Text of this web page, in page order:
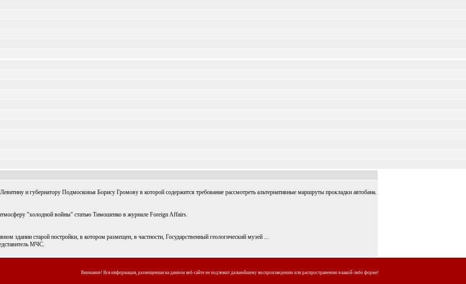
и губернатору Подмосковья Борису Громову в которой содержится требование рассмотреть альтернативные маршруты прокладки автобана.
"холодной войны" статью Тимошенко в журнале Foreign Affairs.
здании старой постройки, в котором размещен, в частности, Государственный геологический музей ...
МЧС.
Внимание! Вся информация, размещенная на данном веб-сайте не подлежит дальнейшему воспроизведению или распространению в какой-либо форме!